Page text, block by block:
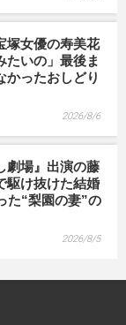
塚女優の寿美花
たいの」最後ま
かったおしどり
2026/8/6
劇場』出演の藤
駆け抜けた結婚
た“梨園の妻”の
2026/8/5